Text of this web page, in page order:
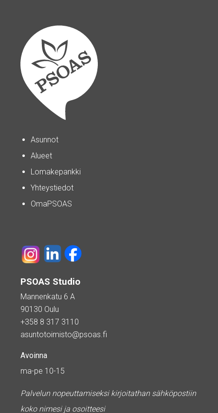
Asunnot
Alueet
Lomakepankki
Yhteystiedot
OmaPSOAS
PSOAS Studio
Mannenkatu 6 A
90130 Oulu
+358 8 317 3110
asuntotoimisto@psoas.fi
Avoinna
ma-pe 10-15
Palvelun nopeuttamiseksi kirjoitathan sähköpostiin
koko nimesi ja osoitteesi